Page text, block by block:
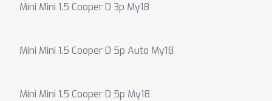
Mini Mini 1.5 Cooper D 3p My18
Mini Mini 1.5 Cooper D 5p Auto My18
Mini Mini 1.5 Cooper D 5p My18